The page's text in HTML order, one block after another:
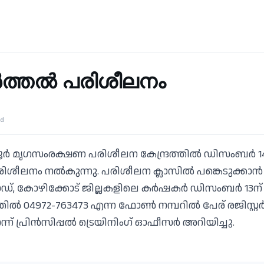
പരിശീലനം
മൃഗസംരക്ഷണ പരിശീലന കേന്ദ്രത്തിൽ ഡിസംബർ 14,
നൽകുന്നു. പരിശീലന ക്ലാസിൽ
കോഴിക്കോട് ജില്ലകളിലെ കർഷകർ ഡിസംബർ 13ന്
04972-763473 എന്ന ഫോൺ നമ്പറിൽ പേര്
പ്രിൻസിപ്പൽ ട്രെയിനിംഗ് ഓഫീസർ അറിയിച്ചു.